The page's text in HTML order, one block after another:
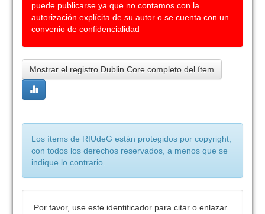
puede publicarse ya que no contamos con la
autorización explícita de su autor o se cuenta con un
convenio de confidencialidad
Mostrar el registro Dublin Core completo del ítem
Los ítems de RIUdeG están protegidos por copyright,
con todos los derechos reservados, a menos que se
indique lo contrario.
Por favor, use este identificador para citar o enlazar